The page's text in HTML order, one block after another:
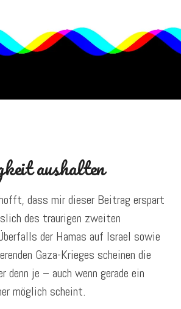
aushalten
dass mir dieser Beitrag erspart
des traurigen zweiten
der Hamas auf Israel sowie
Gaza-Krieges scheinen die
denn je – auch wenn gerade ein
möglich scheint.